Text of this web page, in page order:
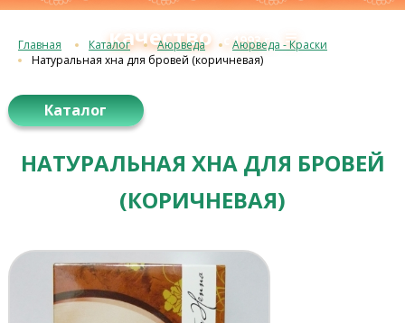
качество с 1993 г.≡
Главная Каталог Аюрведа
Аюрведа - Краски
Натуральная хна для бровей (коричневая)
Каталог
НАТУРАЛЬНАЯ ХНА ДЛЯ БРОВЕЙ
(КОРИЧНЕВАЯ)